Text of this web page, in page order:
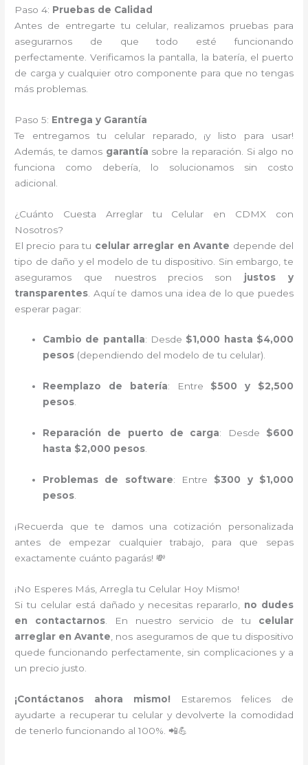
Paso 4: Pruebas de Calidad
Antes de entregarte tu celular, realizamos pruebas para
asegurarnos de que todo esté funcionando
perfectamente. Verificamos la pantalla, la batería, el puerto
de carga y cualquier otro componente para que no tengas
más problemas.
Paso 5: Entrega y Garantía
Te entregamos tu celular reparado, ¡y listo para usar!
Además, te damos garantía sobre la reparación. Si algo no
funciona como debería, lo solucionamos sin costo
adicional.
¿Cuánto Cuesta Arreglar tu Celular en CDMX con
Nosotros?
El precio para tu celular arreglar en Avante depende del
tipo de daño y el modelo de tu dispositivo. Sin embargo, te
aseguramos que nuestros precios son justos y
transparentes . Aquí te damos una idea de lo que puedes
esperar pagar:
Cambio de pantalla: Desde $1,000 hasta $4,000
pesos (dependiendo del modelo de tu celular).
Reemplazo de batería: Entre $500 y $2,500
pesos.
Reparación de puerto de carga: Desde $600
hasta $2,000 pesos
Problemas de software: Entre $300 y $1,000
pesos
¡Recuerda que te damos una cotización personalizada
antes de empezar cualquier trabajo, para que sepas
exactamente cuánto pagarás! 💸
¡No Esperes Más, Arregla tu Celular Hoy Mismo!
Si tu celular está dañado y necesitas repararlo, no dudes
en contactarnos. En nuestro servicio de tu celular
arreglar en Avante , nos aseguramos de que tu dispositivo
quede funcionando perfectamente, sin complicaciones y a
un precio justo.
¡Contáctanos ahora mismo! Estaremos felices de
ayudarte a recuperar tu celular y devolverte la comodidad
de tenerlo funcionando al 100%. 📲💪